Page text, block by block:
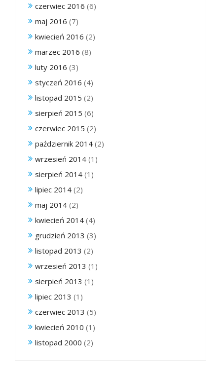
czerwiec 2016 (6)
maj 2016 (7)
kwiecień 2016 (2)
marzec 2016 (8)
luty 2016 (3)
styczeń 2016 (4)
listopad 2015 (2)
sierpień 2015 (6)
czerwiec 2015 (2)
październik 2014 (2)
wrzesień 2014 (1)
sierpień 2014 (1)
lipiec 2014 (2)
maj 2014 (2)
kwiecień 2014 (4)
grudzień 2013 (3)
listopad 2013 (2)
wrzesień 2013 (1)
sierpień 2013 (1)
lipiec 2013 (1)
czerwiec 2013 (5)
kwiecień 2010 (1)
listopad 2000 (2)